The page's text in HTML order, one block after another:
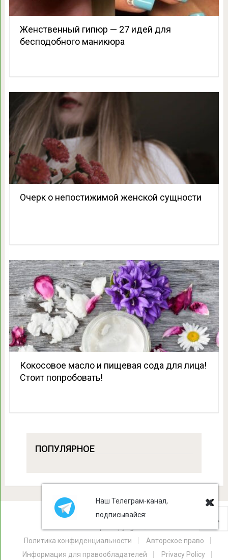
Женственный гипюр — 27 идей для
бесподобного маникюра
Очерк о непостижимой женской сущности
Кокосовое масло и пищевая сода для лица!
Стоит попробовать!
ПОПУЛЯРНОЕ
Политика конфиденциальности
Авторское право
Информация для правообладателей
Privacy Policy
Наш Телеграм-канал,
подписывайся: